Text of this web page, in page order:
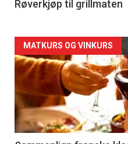
4
Røverkjøp til grillmaten
Forsiden
akkurat
nå
-
MATKURS OG VINKURS